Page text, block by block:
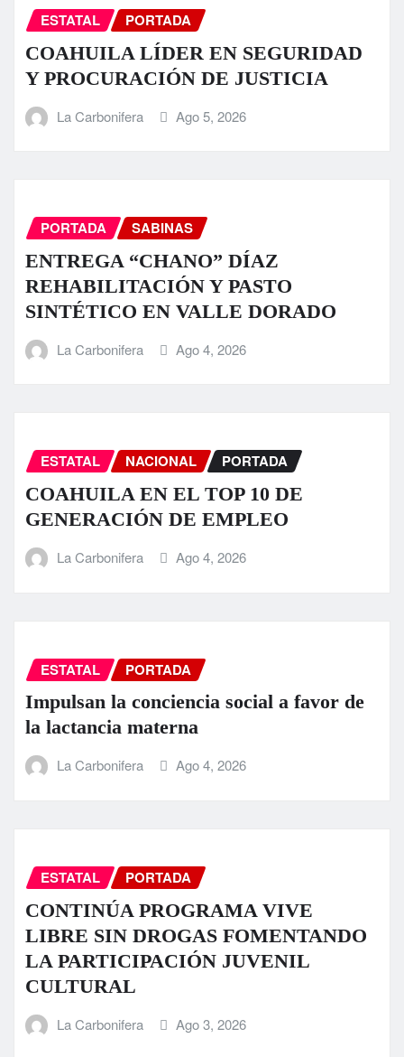
ESTATAL PORTADA
COAHUILA LÍDER EN SEGURIDAD
Y PROCURACIÓN DE JUSTICIA
La Carbonifera Ago 5, 2026
PORTADA SABINAS
ENTREGA “CHANO” DÍAZ
REHABILITACIÓN Y PASTO
SINTÉTICO EN VALLE DORADO
La Carbonifera Ago 4, 2026
ESTATAL NACIONAL PORTADA
COAHUILA EN EL TOP 10 DE
GENERACIÓN DE EMPLEO
La Carbonifera Ago 4, 2026
ESTATAL PORTADA
Impulsan la conciencia social a favor de
la lactancia materna
La Carbonifera Ago 4, 2026
ESTATAL PORTADA
CONTINÚA PROGRAMA VIVE
LIBRE SIN DROGAS FOMENTANDO
LA PARTICIPACIÓN JUVENIL
CULTURAL
La Carbonifera Ago 3, 2026